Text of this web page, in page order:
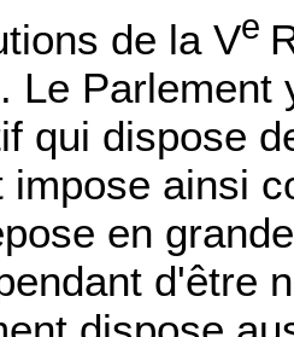
de la Ve
Le Parlement
qui dispose
impose ainsi
en
d'être